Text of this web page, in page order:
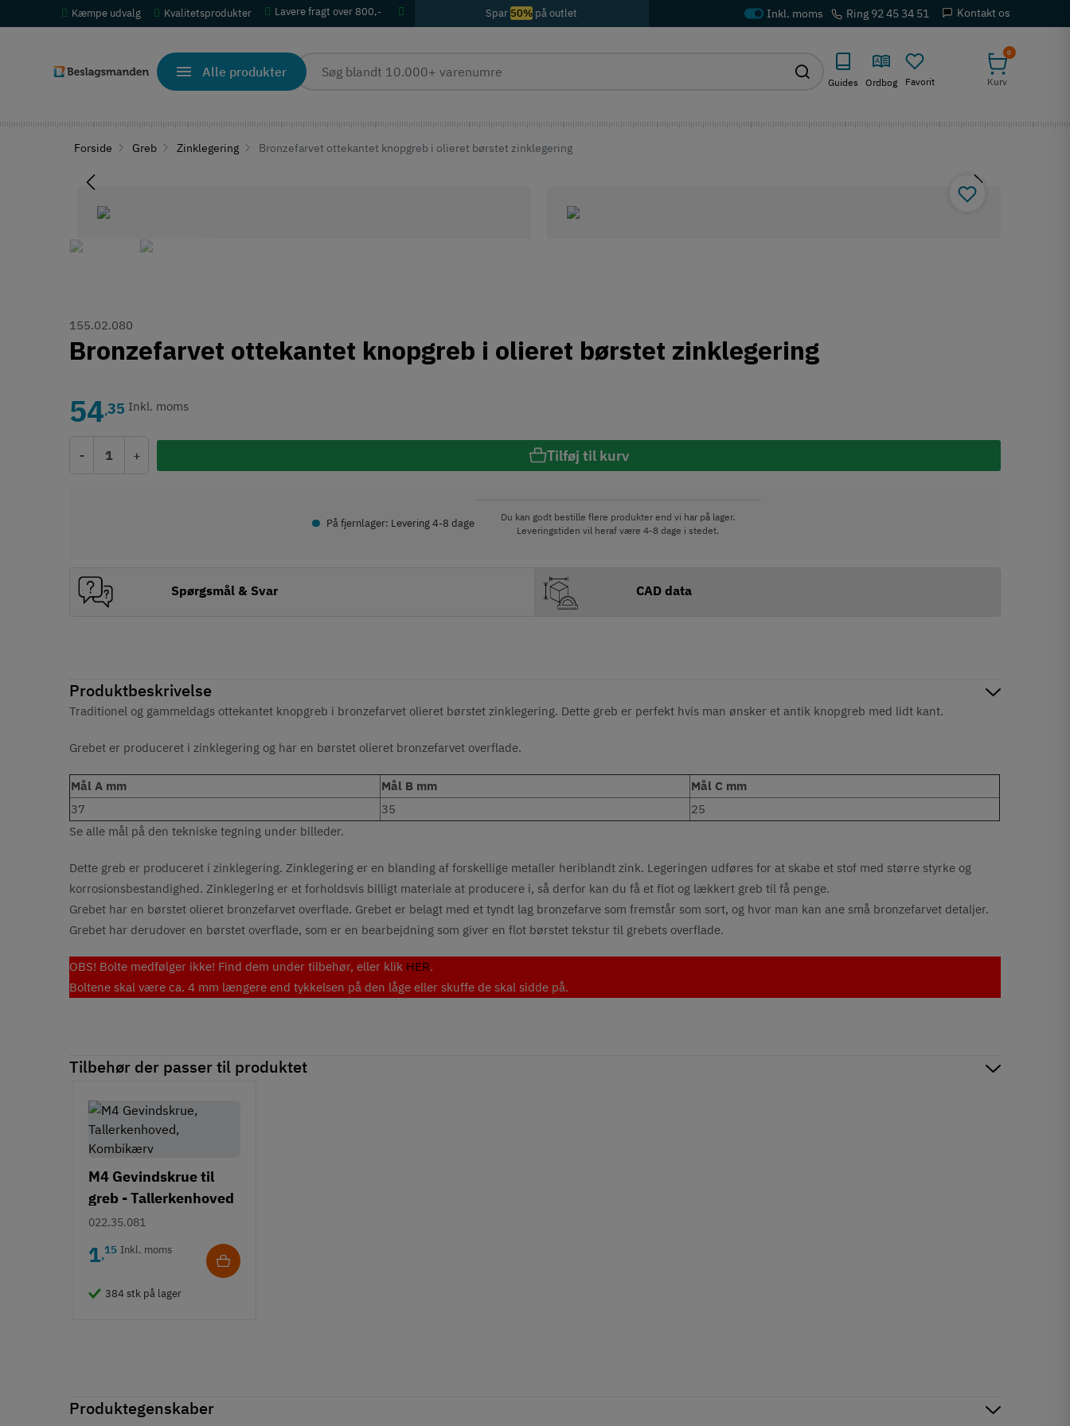
Kæmpe udvalg Kvalitetsprodukter Lavere fragt over 800,- Spar 50% på outlet Ring 92 45 34 51 Kontakt os
Alle produkter
Guides Ordbog Favorit
0
Kurv
Forside Greb Zinklegering Bronzefarvet ottekantet knopgreb i olieret børstet zinklegering
Produktbeskrivelse
Traditionel og gammeldags ottekantet knopgreb i bronzefarvet olieret børstet zinklegering. Dette greb er perfekt hvis man ønsker et antik knopgreb med lidt kant.
Grebet er produceret i zinklegering og har en børstet olieret bronzefarvet overflade.
Mål A mm Mål B mm
Mål C mm
37
35
25
Se alle mål på den tekniske tegning under billeder.
Dette greb er produceret i zinklegering. Zinklegering er en blanding af forskellige metaller heriblandt zink. Legeringen udføres for at skabe et stof med større styrke og
korrosionsbestandighed. Zinklegering er et forholdsvis billigt materiale at producere i, så derfor kan du få et flot og lækkert greb til få penge.
Grebet har en børstet olieret bronzefarvet overflade. Grebet er belagt med et tyndt lag bronzefarve som fremstår som sort, og hvor man kan ane små bronzefarvet detaljer.
Grebet har derudover en børstet overflade, som er en bearbejdning som giver en flot børstet tekstur til grebets overflade.
OBS! Bolte medfølger ikke! Find dem under tilbehør, eller klik HER.
Boltene skal være ca. 4 mm længere end tykkelsen på den låge eller skuffe de skal sidde på.
Tilbehør der passer til produktet
M4 Gevindskrue til
greb - Tallerkenhoved
- Krydskærv
022.35.081
1,15 Inkl. moms
384 stk på lager
Produktegenskaber
155.02.080
Bronzefarvet ottekantet knopgreb i olieret børstet zinklegering
54,35 Inkl. moms
- + Tilføj til kurv
• På fjernlager: Levering 4-8 dage
Du kan godt bestille flere produkter end vi har på lager.
Leveringstiden vil heraf være 4-8 dage i stedet.
Spørgsmål & Svar CAD data